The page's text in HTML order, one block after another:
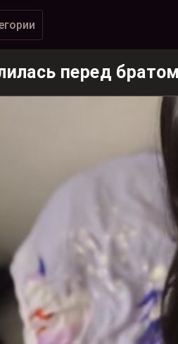
перед